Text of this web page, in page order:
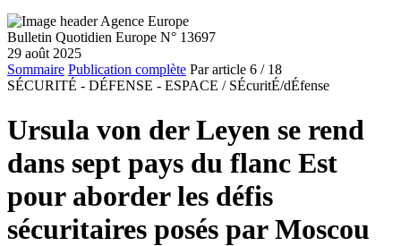
Bulletin Quotidien Europe N° 13697
29 août 2025
Sommaire Publication complète Par article 6 / 18
SÉCURITÉ - DÉFENSE - ESPACE / SÉcuritÉ/dÉfense
Ursula von der Leyen se rend
dans sept pays du flanc Est
pour aborder les défis
sécuritaires posés par Moscou